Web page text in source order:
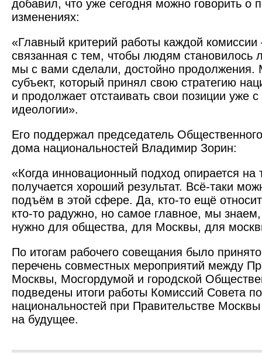
добавил, что уже сегодня можно говорить о
изменениях:
«Главный критерий работы каждой
связанная с тем, чтобы людям становилось
мы с вами сделали, достойно продолжения.
субъект, который принял свою стратегию
и продолжает отстаивать свои позиции уже с
идеологии».
Его поддержал председатель
дома национальностей Владимир Зорин:
«Когда инновационный подход опирается на
получается хороший результат. Всё-таки
подъём в этой сфере. Да, кто-то ещё
кто-то радужно, но самое главное, мы
нужно для общества, для Москвы, для
По итогам рабочего совещания было
перечень совместных мероприятий между
Москвы, Мосгордумой и городской
подведены итоги работы Комиссий Совета
национальностей при Правительстве
на будущее.